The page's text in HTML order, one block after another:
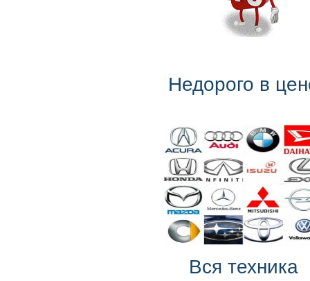
Недорого в
Вся техника